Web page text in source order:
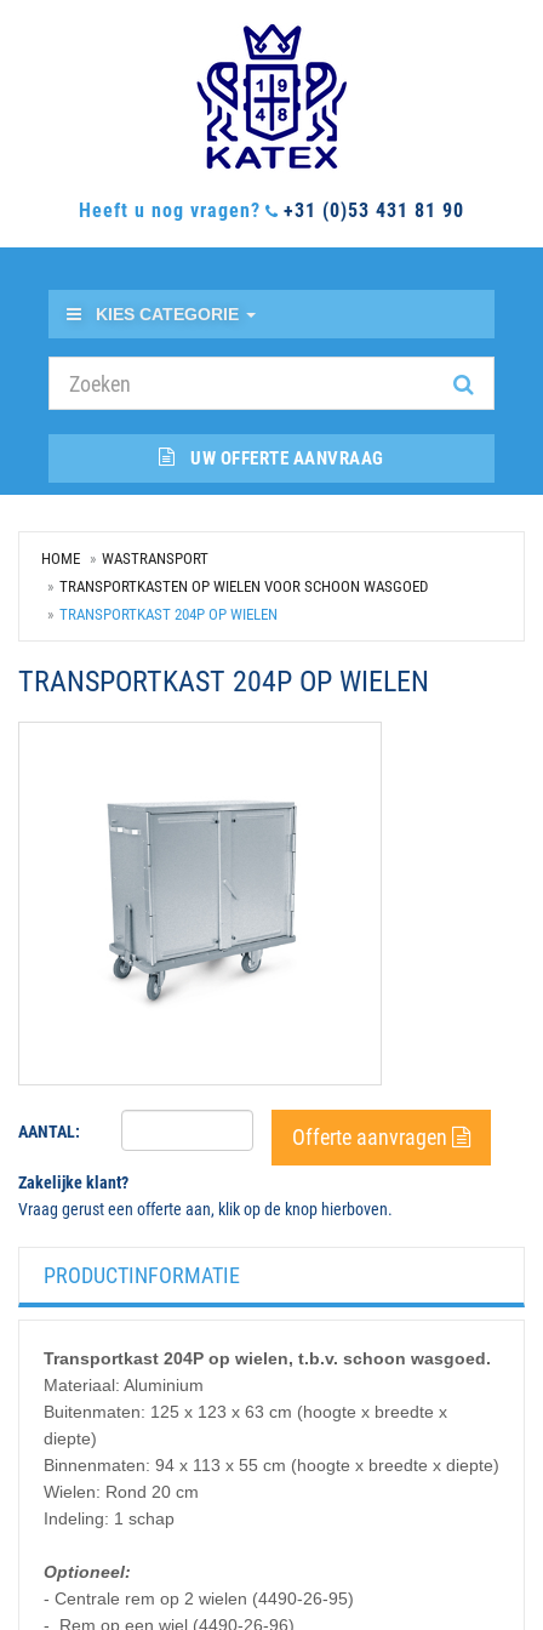
Heeft u nog vragen? +31 (0)53 431 81 90
KIES CATEGORIE
UW OFFERTE AANVRAAG
HOME
WASTRANSPORT
TRANSPORTKASTEN OP WIELEN VOOR SCHOON WASGOED
TRANSPORTKAST 204P OP WIELEN
TRANSPORTKAST 204P OP WIELEN
AANTAL: Offerte aanvragen
Zakelijke klant?
Vraag gerust een offerte aan, klik op de knop hierboven.
PRODUCTINFORMATIE
Transportkast 204P op wielen, t.b.v. schoon wasgoed.
Materiaal: Aluminium
Buitenmaten: 125 x 123 x 63 cm (hoogte x breedte x
diepte)
Binnenmaten: 94 x 113 x 55 cm (hoogte x breedte x diepte)
Wielen: Rond 20 cm
Indeling: 1 schap
Optioneel:
- Centrale rem op 2 wielen (4490-26-95)
- Rem op een wiel (4490-26-96)